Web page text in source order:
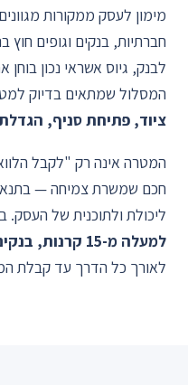
מימון לעסק ממקורות
חברתיות, בנקים וגופים חוץ
לבנק, גיוס אשראי נכון
המסלול שמתאים בדיוק
ציוד, פתיחת סניף,
המטרה אינה רק "לקבל
חכם שמשרת צמיחה —
ליכולת ולתוכנית של העסק.
למעלה מ-15 קרנות, בנקים וחברות ביטוח
לאורך כל הדרך עד קבלת